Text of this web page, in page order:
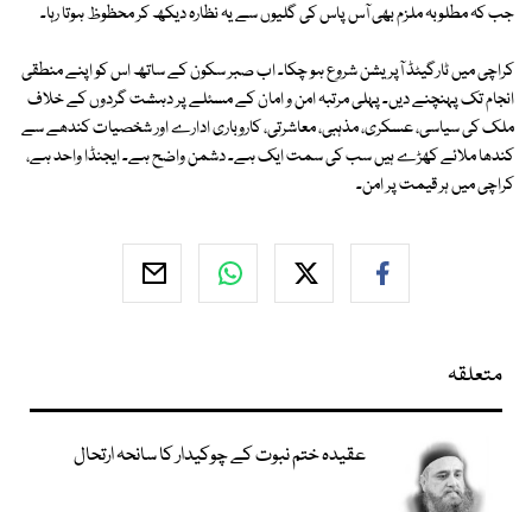
جب کہ مطلوبہ ملزم بھی آس پاس کی گلیوں سے یہ نظارہ دیکھ کر محظوظ ہوتا رہا۔
کراچی میں ٹارگیٹڈ آپریشن شروع ہو چکا۔ اب صبر سکون کے ساتھ اس کو اپنے منطقی
انجام تک پہنچنے دیں۔ پہلی مرتبہ امن و امان کے مسئلے پر دہشت گردوں کے خلاف
ملک کی سیاسی، عسکری، مذہبی، معاشرتی، کاروباری ادارے اور شخصیات کندھے سے
کندھا ملائے کھڑے ہیں سب کی سمت ایک ہے۔ دشمن واضح ہے۔ ایجنڈا واحد ہے،
کراچی میں ہر قیمت پر امن۔
متعلقہ
عقیدہ ختم نبوت کے چوکیدار کا سانحہ ارتحال